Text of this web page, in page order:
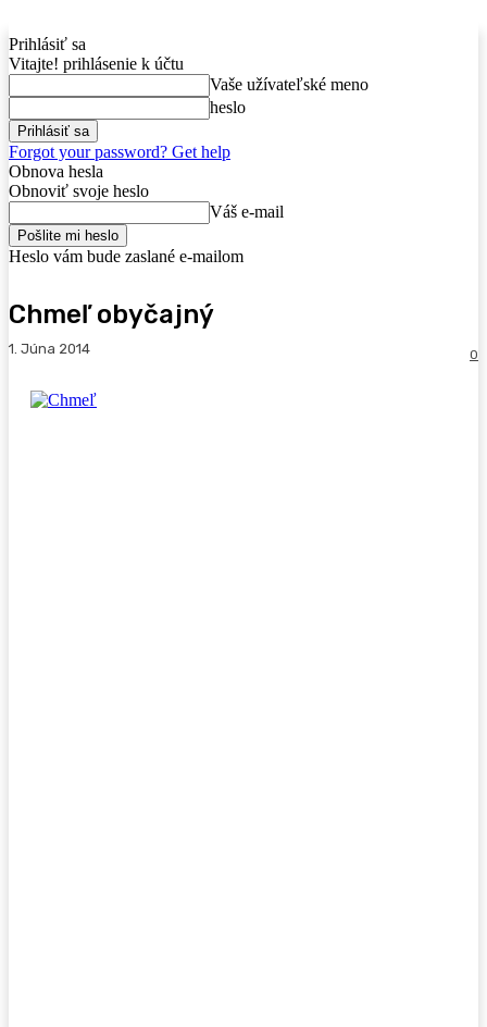
Prihlásiť sa
Vitajte! prihlásenie k účtu
Vaše užívateľské meno
heslo
Forgot your password? Get help
Obnova hesla
Obnoviť svoje heslo
Váš e-mail
Heslo vám bude zaslané e-mailom
Chmeľ obyčajný
1. Júna 2014 0